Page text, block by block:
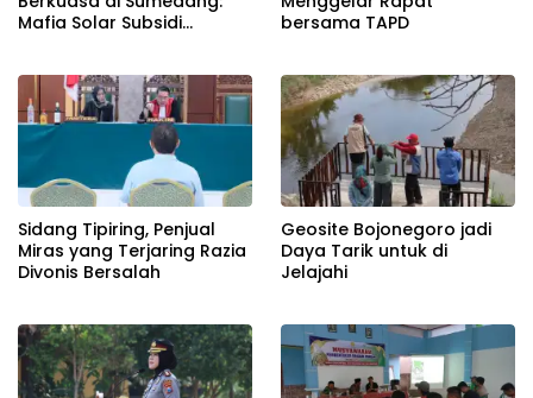
Mafia Solar Subsidi
Bungkam
bersama TAPD
Sidang Tipiring, Penjual
Miras yang Terjaring Razia
Divonis Bersalah
Geosite Bojonegoro jadi
Daya Tarik untuk di
Jelajahi